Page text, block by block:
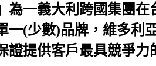
一義大利跨國集團在
一(少數)品牌，維多利
證提供客戶最具競爭